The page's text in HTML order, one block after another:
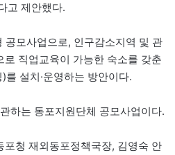
고 제안했다.
공모사업으로, 인구감소지역 및 관
직업교육이 가능한 숙소를 갖춘
설치·운영하는 방안이다.
하는 동포지원단체 공모사업이다.
청 재외동포정책국장, 김영숙 안